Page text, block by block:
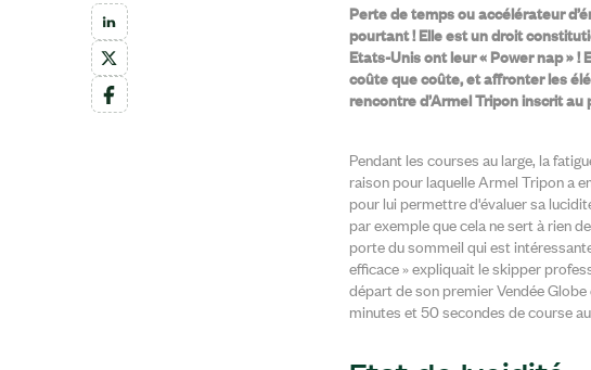
Perte de temps ou accélérateur
pourtant ! Elle est un droit
Etats-Unis ont leur « Power nap » !
coûte que coûte, et affronter les
rencontre d’Armel Tripon inscrit
Pendant les courses au large, la
raison pour laquelle Armel Tripon a
pour lui permettre d'évaluer sa
par exemple que cela ne sert à rien
porte du sommeil qui est
efficace » expliquait le skipper
départ de son premier Vendée
minutes et 50 secondes de course